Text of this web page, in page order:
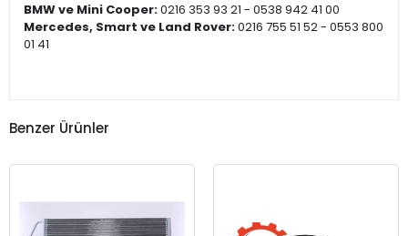
BMW ve Mini Cooper:0216 353 93 21 - 0538 942 41 00
Mercedes, Smart ve Land Rover:0216 755 51 52 - 0553 800
01 41
Benzer Ürünler